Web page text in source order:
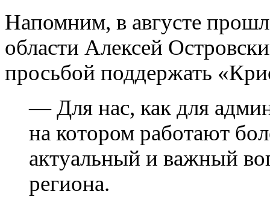
Напомним, в августе
области Алексей
просьбой поддержать
— Для нас, как для
на котором работают
актуальный и важный
региона.